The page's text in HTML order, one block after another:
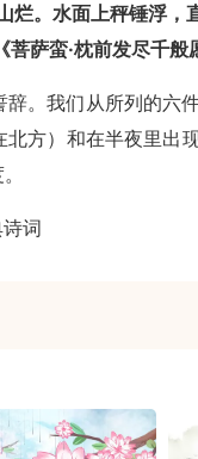
烂。水面上秤锤浮
萨蛮·枕前发尽千般
。我们从所列的六
方）和在半夜里出
词